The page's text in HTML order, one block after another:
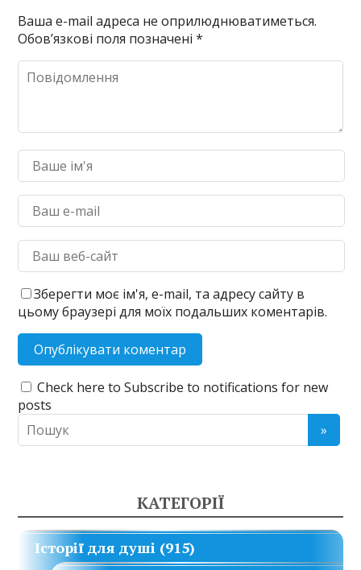
Ваша e-mail адреса не оприлюднюватиметься.
Обов’язкові поля позначені*
Зберегти моє ім'я, e-mail, та адресу сайту в
цьому браузері для моїх подальших коментарів.
Check here to Subscribe to notifications for new
posts
КАТЕГОРІЇ
Історії для душі (915)